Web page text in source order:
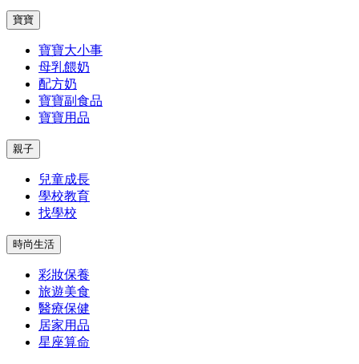
寶寶
寶寶大小事
母乳餵奶
配方奶
寶寶副食品
寶寶用品
親子
兒童成長
學校教育
找學校
時尚生活
彩妝保養
旅遊美食
醫療保健
居家用品
星座算命